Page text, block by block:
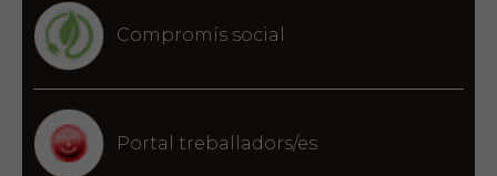
Compromís social
Portal treballadors/es